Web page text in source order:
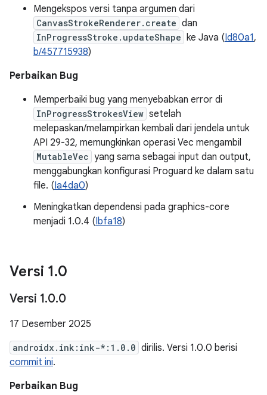
Mengekspos versi tanpa argumen dari
CanvasStrokeRenderer.create dan
InProgressStroke.updateShape ke Java (Id80a1,
b/457715938)
Perbaikan Bug
Memperbaiki bug yang menyebabkan error di
InProgressStrokesView setelah
melepaskan/melampirkan kembali dari jendela untuk
API 29-32, memungkinkan operasi Vec mengambil
MutableVec yang sama sebagai input dan output,
menggabungkan konfigurasi Proguard ke dalam satu
file. (Ia4da0)
Meningkatkan dependensi pada graphics-core
menjadi 1.0.4 (Ibfa18)
Versi 1.0
Versi 1.0.0
17 Desember 2025
androidx.ink:ink-*:1.0.0 dirilis. Versi 1.0.0 berisi
commit ini.
Perbaikan Bug